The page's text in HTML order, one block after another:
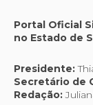
Portal Oficial
no Estado de
Presidente:
Secretário de
Redação: